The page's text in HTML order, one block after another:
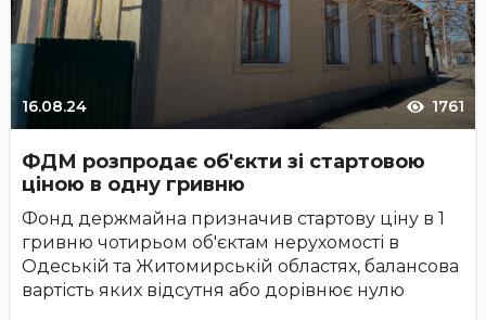
16.08.24 1761
ФДМ розпродає об'єкти зі стартовою
ціною в одну гривню
Фонд держмайна призначив стартову ціну в 1
гривню чотирьом об'єктам нерухомості в
Одеській та Житомирській областях, балансова
вартість яких відсутня або дорівнює нулю